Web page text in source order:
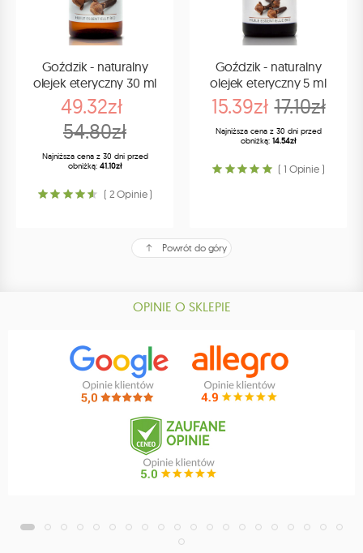
Goździk - naturalny
olejek eteryczny 30 ml
49.32zł
54.80zł
Najniższa cena z 30 dni przed
obniżką: 41.10zł
( 2 Opinie )
Goździk - naturalny
olejek eteryczny 5 ml
15.39zł 17.10zł
Najniższa cena z 30 dni przed
obniżką: 14.54zł
( 1 Opinie )
Powrót do góry
OPINIE O SKLEPIE